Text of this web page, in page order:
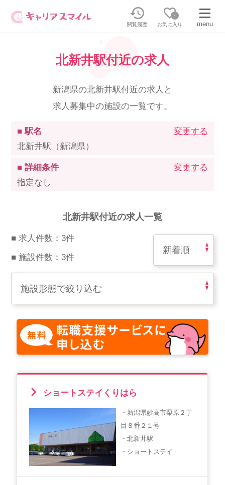
閲覧履歴
0
お気に入り menu
無料相談・お問い合わせはこちら
無料転職相談・お問い合わせの内容を
正社員／パートで働く
派遣で働く
その他のお問い合わせ
正社員・パートの求人を探す
紹介会社を使うメリットについて
介護・看護のお仕事について
WEB勤怠
支店連絡先一覧
会社概要 個人情報保護方針
北新井駅付近の求人
新潟県の北新井駅付近の求人と
求人募集中の施設の一覧です。
■ 駅名
北新井駅（新潟県）
変更する
■ 詳細条件
指定なし
変更する
北新井駅付近の求人一覧
■ 求人件数：3件
■ 施設件数：3件
ショートステイくりはら
・新潟県妙高市栗原２丁
目８番２１号
・北新井駅
・ショートステイ